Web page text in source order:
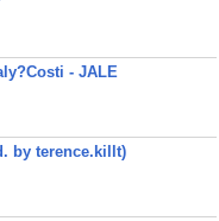
- JALE
by terence.killt)